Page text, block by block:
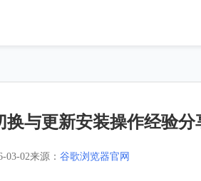
换与更新安装操作经验分
03-02来源： 谷歌浏览器官网